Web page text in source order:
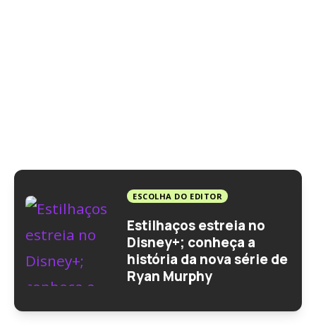
ESCOLHA DO EDITOR
Estilhaços estreia no
Disney+; conheça a
história da nova série de
Ryan Murphy